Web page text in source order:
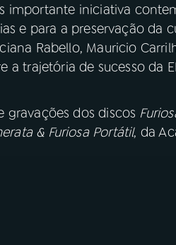
importante iniciativa
e para a preservação da
Rabello, Mauricio
a trajetória de sucesso da
gravações dos discos
& Furiosa Portátil, da